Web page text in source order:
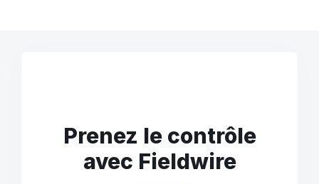
Prenez le contrôle
avec Fieldwire